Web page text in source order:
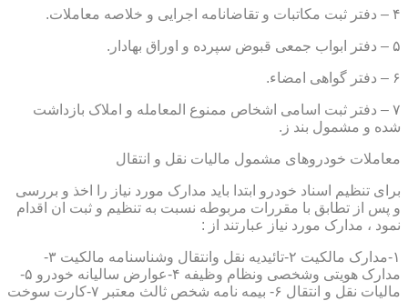
۴ – دفتر ثبت مکاتبات و تقاضانامه اجرایی و خلاصه معاملات.
۵ – دفتر ابواب جمعی قبوض سپرده و اوراق بهادار.
۶ – دفتر گواهی امضاء.
۷ – دفتر ثبت اسامی اشخاص ممنوع المعامله و املاک بازداشت
شده و مشمول بند ز.
معاملات خودروهای مشمول مالیات نقل و انتقال
برای تنظیم اسناد خودرو ابتدا باید مدارک مورد نیاز را اخذ و بررسی
و پس از تطابق با مقررات مربوطه نسبت به تنظیم و ثبت ان اقدام
نمود ، مدارک مورد نیاز عبارتند از :
۱-مدارک مالکیت ۲-تائیدیه نقل وانتقال وشناسنامه مالکیت ۳-
مدارک هویتی وشخصی ونظام وظیفه ۴-عوارض سالیانه خودرو ۵-
مالیات نقل و انتقال ۶- بیمه نامه شخص ثالث معتبر ۷-کارت سوخت